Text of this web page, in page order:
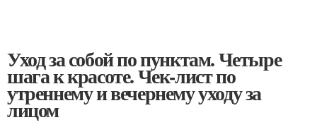
Уход за собой по пунктам. Четыре
шага к красоте. Чек-лист по
утреннему и вечернему уходу за
лицом